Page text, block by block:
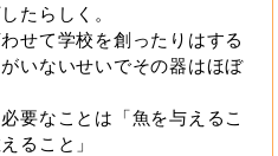
たらしく。
せて学校を創ったりはする
いないせいでその器はほぼ
要なことは「魚を与えるこ
ること」